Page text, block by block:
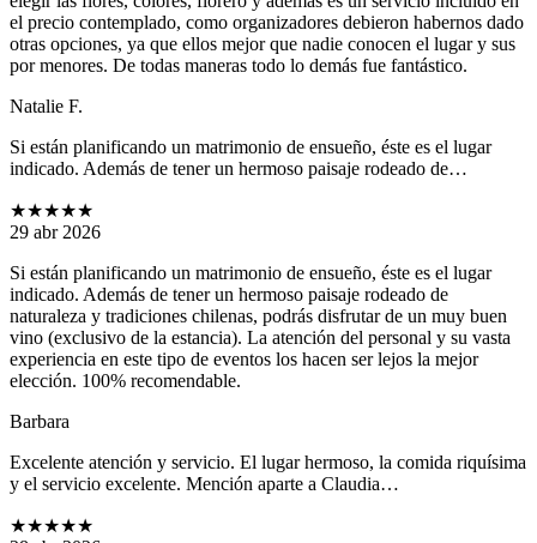
el precio contemplado, como organizadores debieron habernos dado
otras opciones, ya que ellos mejor que nadie conocen el lugar y sus
por menores. De todas maneras todo lo demás fue fantástico.
Natalie F.
Si están planificando un matrimonio de ensueño, éste es el lugar
indicado. Además de tener un hermoso paisaje rodeado de…
★★★★★
29 abr 2026
Si están planificando un matrimonio de ensueño, éste es el lugar
indicado. Además de tener un hermoso paisaje rodeado de
naturaleza y tradiciones chilenas, podrás disfrutar de un muy buen
vino (exclusivo de la estancia). La atención del personal y su vasta
experiencia en este tipo de eventos los hacen ser lejos la mejor
elección. 100% recomendable.
Barbara
Excelente atención y servicio. El lugar hermoso, la comida riquísima
y el servicio excelente. Mención aparte a Claudia…
★★★★★